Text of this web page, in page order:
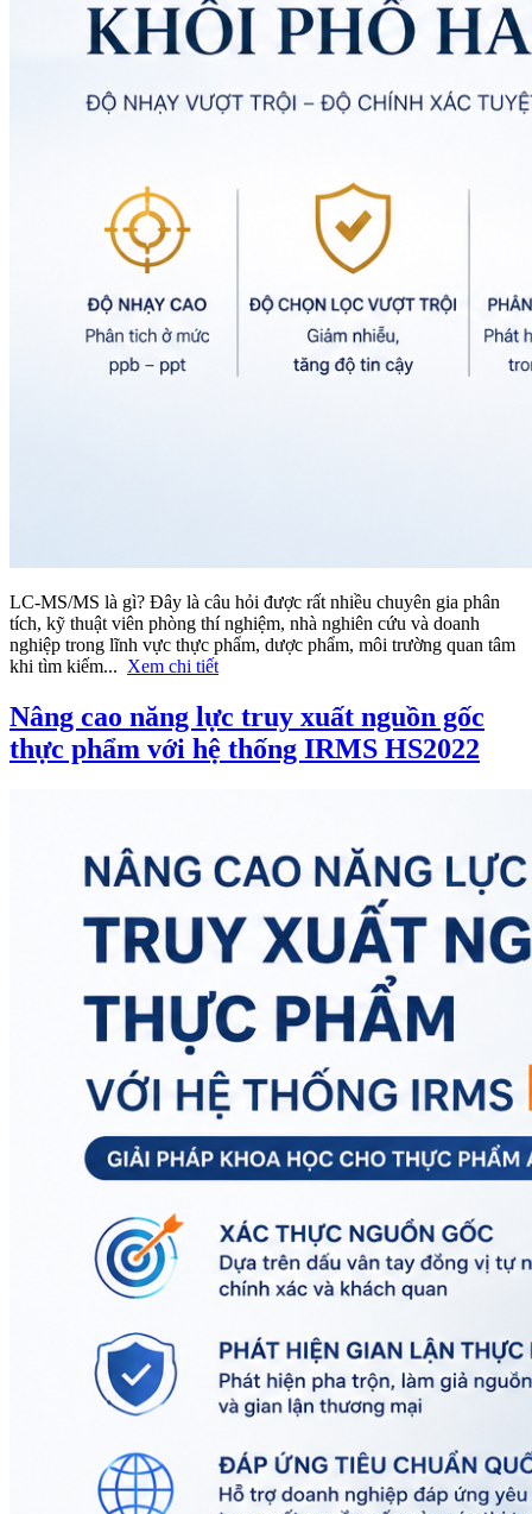
LC-MS/MS là gì? Đây là câu hỏi được rất nhiều chuyên gia phân
tích, kỹ thuật viên phòng thí nghiệm, nhà nghiên cứu và doanh
nghiệp trong lĩnh vực thực phẩm, dược phẩm, môi trường quan tâm
khi tìm kiếm... Xem chi tiết
Nâng cao năng lực truy xuất nguồn gốc
thực phẩm với hệ thống IRMS HS2022